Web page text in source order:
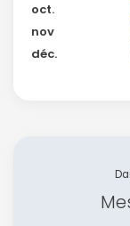
oct.
nov
déc.